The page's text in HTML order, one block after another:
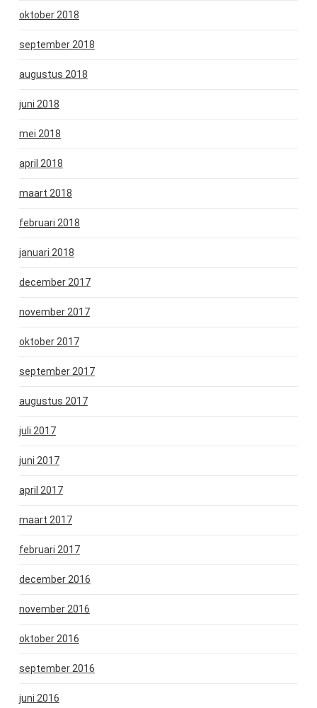
oktober 2018
september 2018
augustus 2018
juni 2018
mei 2018
april 2018
maart 2018
februari 2018
januari 2018
december 2017
november 2017
oktober 2017
september 2017
augustus 2017
juli 2017
juni 2017
april 2017
maart 2017
februari 2017
december 2016
november 2016
oktober 2016
september 2016
juni 2016